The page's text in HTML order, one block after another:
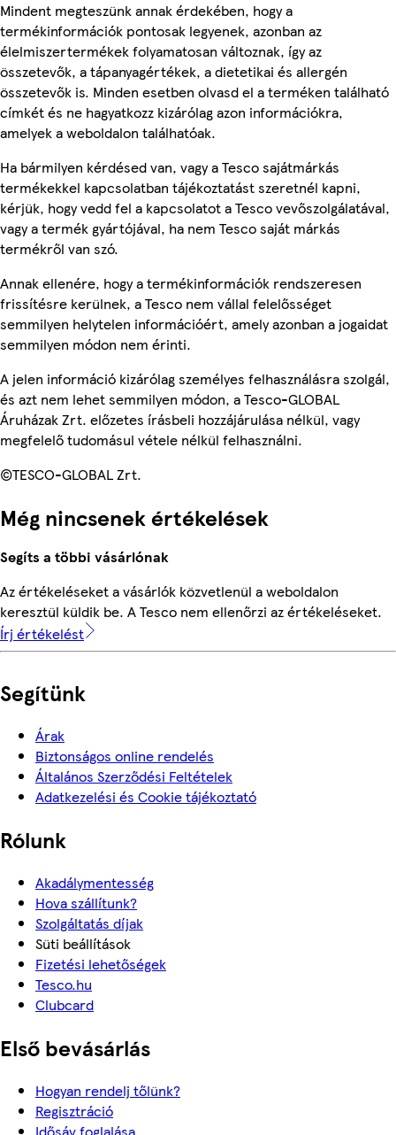
Mindent megteszünk annak érdekében, hogy a
termékinformációk pontosak legyenek, azonban az
élelmiszertermékek folyamatosan változnak, így az
összetevők, a tápanyagértékek, a dietetikai és allergén
összetevők is. Minden esetben olvasd el a terméken található
címkét és ne hagyatkozz kizárólag azon információkra,
amelyek a weboldalon találhatóak.
Ha bármilyen kérdésed van, vagy a Tesco sajátmárkás
termékekkel kapcsolatban tájékoztatást szeretnél kapni,
kérjük, hogy vedd fel a kapcsolatot a Tesco vevőszolgálatával,
vagy a termék gyártójával, ha nem Tesco saját márkás
termékről van szó.
Annak ellenére, hogy a termékinformációk rendszeresen
frissítésre kerülnek, a Tesco nem vállal felelősséget
semmilyen helytelen információért, amely azonban a jogaidat
semmilyen módon nem érinti.
A jelen információ kizárólag személyes felhasználásra szolgál,
és azt nem lehet semmilyen módon, a Tesco-GLOBAL
Áruházak Zrt. előzetes írásbeli hozzájárulása nélkül, vagy
megfelelő tudomásul vétele nélkül felhasználni.
©TESCO-GLOBAL Zrt.
Még nincsenek értékelések
Segíts a többi vásárlónak
Az értékeléseket a vásárlók közvetlenül a weboldalon
keresztül küldik be. A Tesco nem ellenőrzi az értékeléseket.
Írj értékelést
Segítünk
Árak
Biztonságos online rendelés
Általános Szerződési Feltételek
Adatkezelési és Cookie tájékoztató
Rólunk
Akadálymentesség
Hova szállítunk?
Szolgáltatás díjak
Süti beállítások
Fizetési lehetőségek
Tesco.hu
Clubcard
Első bevásárlás
Hogyan rendelj tőlünk?
Regisztráció
Idősáv foglalása